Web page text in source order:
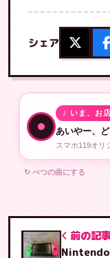
シェア
♪ いま、お
あいやー、
スマホ119オリ
↻ べつの曲にする
前の記事
Nintendo